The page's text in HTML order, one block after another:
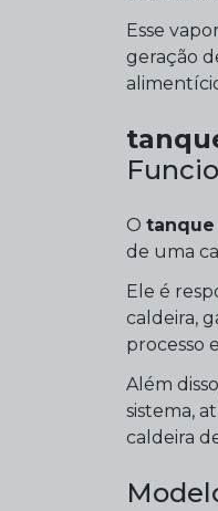
Esse
geração
O tanque
de uma
Ele é
caldeira,
processo
Além
sistema,
caldeira